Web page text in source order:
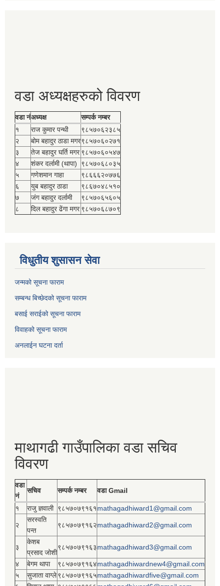
वडा अध्यक्षहरुको विवरण
वडा नंअध्यक्ष
सम्पर्क नम्बर
१
राज कुमार पन्थी
९८५७०६२३८५
२
बोम बहादुर ठाडा मगर९८५७०६०२७१
३
तेज बहादुर घर्ति मगर ९८५७०६०५४७
४
शंकर दर्लामी (थापा)
९८५७०६८०३५
५
गणेशमान गाहा
९८६६६२०७७६
६
युब बहादुर ठाडा
९८६७०४८५१०
७
जंग बहादुर दर्लामी
९८५७०६५६०५
८
दिल बहादुर ढेंगा मगर ९८५७०६८७०९
विधुतीय शुसासन सेवा
जन्मको सूचना फाराम
सम्बन्ध बिच्छेदको सूचना फाराम
बसाई सराईको सूचना फाराम
विवाहको सूचना फाराम
अनलाईन घटना दर्ता
माथागढी गाउँपालिका वडा सचिव
विवरण
वडा
नं
सचिव सम्पर्क नम्बर वडा Gmail
१ राजु ज्ञवाली ९८५७०७९१६१mathagadhiward1@gmail.com
२
सरस्वति
पन्त
९८५७०७९१६२mathagadhiward2@gmail.com
३
केशब
प्रसाद जोशी
९८५७०७९१६३mathagadhiward3@gmail.com
४ बेगम थापा ९८५७०७९१६४mathagadhiwardnew4@gmail.com
५
सुजाता वाग्ले९८५७०७९१६५mathagadhiwardfive@gmail.com